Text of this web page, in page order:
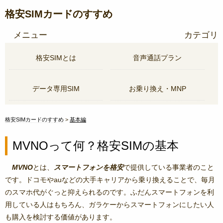
格安SIMカードのすすめ
メニュー カテゴリ
格安SIMとは 音声通話プラン
データ専用SIM お乗り換え・MNP
格安SIMカードのすすめ 基本編
MVNOって何？格安SIMの基本
MVNOとは、 スマートフォンを格安で提供している事業者のこと
です。ドコモやauなどの大手キャリアから乗り換えることで、毎月
のスマホ代がぐっと抑えられるのです。ふだんスマートフォンを利
用している人はもちろん、ガラケーからスマートフォンにしたい人
も購入を検討する価値があります。